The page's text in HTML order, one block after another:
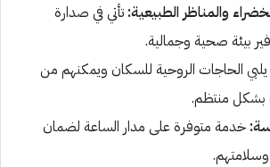
والمناظر الطبيعية: تأتي في صدارة
بيئة صحية وجمالية.
يلبي الحاجات الروحية للسكان ويمكنهم من
بشكل منتظم.
خدمة متوفرة على مدار الساعة لضمان